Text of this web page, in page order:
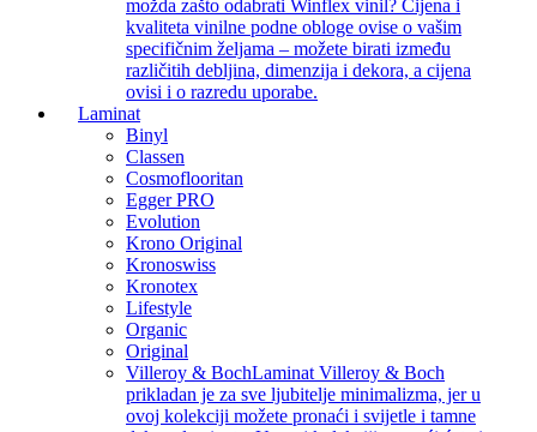
možda zašto odabrati Winflex vinil? Cijena i
kvaliteta vinilne podne obloge ovise o vašim
specifičnim željama – možete birati između
različitih debljina, dimenzija i dekora, a cijena
ovisi i o razredu uporabe.
Laminat
Binyl
Classen
Cosmoflooritan
Egger PRO
Evolution
Krono Original
Kronoswiss
Kronotex
Lifestyle
Organic
Original
Villeroy & BochLaminat Villeroy & Boch
prikladan je za sve ljubitelje minimalizma, jer u
ovoj kolekciji možete pronaći i svijetle i tamne